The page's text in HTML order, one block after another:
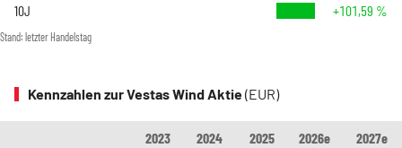
10J +101,59 %
Stand: letzter Handelstag
Kennzahlen zur Vestas Wind Aktie(EUR)
2023 2024 2025 2026e
2027e